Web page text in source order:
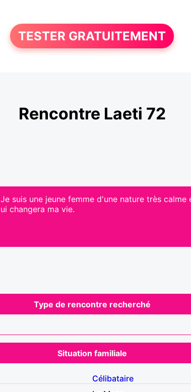
TESTER GRATUITEMENT
Rencontre Laeti 72
Je suis une jeune femme d'une nature très
ui changera ma vie.
Type de rencontre recherché
Situation familiale
Célibataire